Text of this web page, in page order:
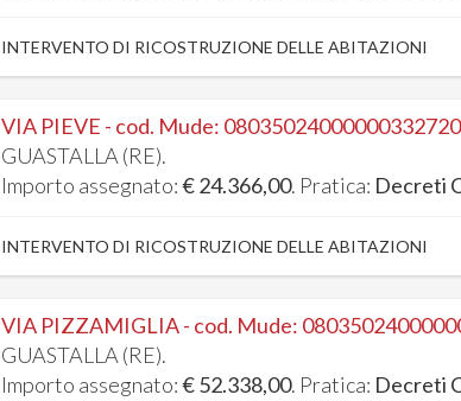
INTERVENTO DI RICOSTRUZIONE DELLE ABITAZIONI
VIA PIEVE - cod. Mude:
GUASTALLA (RE).
Importo assegnato:€ 24.366,00. Pratica: Decreti
INTERVENTO DI RICOSTRUZIONE DELLE ABITAZIONI
VIA PIZZAMIGLIA - cod. Mude:
GUASTALLA (RE).
Importo assegnato:€ 52.338,00. Pratica: Decreti